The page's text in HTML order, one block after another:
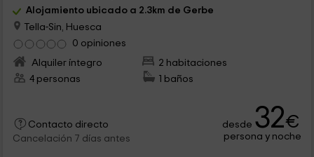
Alojamiento ubicado a 2.3km de Gerbe
Tella-Sin, Huesca
0 opiniones
Alquiler íntegro
2 habitaciones
4 personas
1 baños
Contacto directo
Cancelación 7 días antes
desde 32€
persona y noche